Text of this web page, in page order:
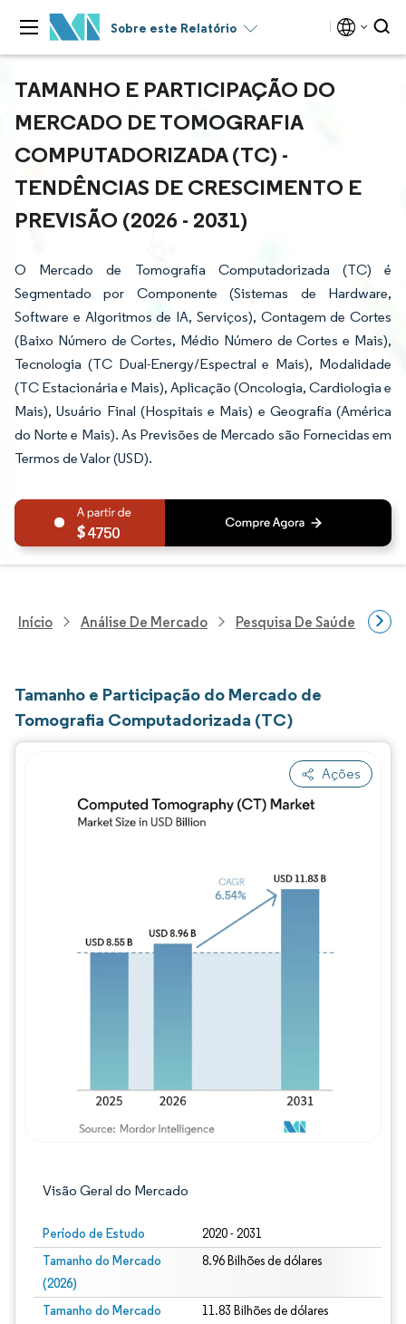
Sobre este Relatório
TAMANHO E PARTICIPAÇÃO DO
MERCADO DE TOMOGRAFIA
COMPUTADORIZADA (TC) -
TENDÊNCIAS DE CRESCIMENTO E
PREVISÃO (2026 - 2031)
O Mercado de Tomografia Computadorizada (TC) é
Segmentado por Componente (Sistemas de Hardware,
Software e Algoritmos de IA, Serviços), Contagem de Cortes
(Baixo Número de Cortes, Médio Número de Cortes e Mais),
Tecnologia (TC Dual-Energy/Espectral e Mais), Modalidade
(TC Estacionária e Mais), Aplicação (Oncologia, Cardiologia e
Mais), Usuário Final (Hospitais e Mais) e Geografia (América
do Norte e Mais). As Previsões de Mercado são Fornecidas em
Termos de Valor (USD).
4750
Início Análise De Mercado Pesquisa De Saúde
Tamanho e Participação do Mercado de
Tomografia Computadorizada (TC)
Ações
Visão Geral do Mercado
Período de Estudo 2020 - 2031
Tamanho do Mercado
(2026)
8.96 Bilhões de dólares
Tamanho do Mercado
11.83 Bilhões de dólares